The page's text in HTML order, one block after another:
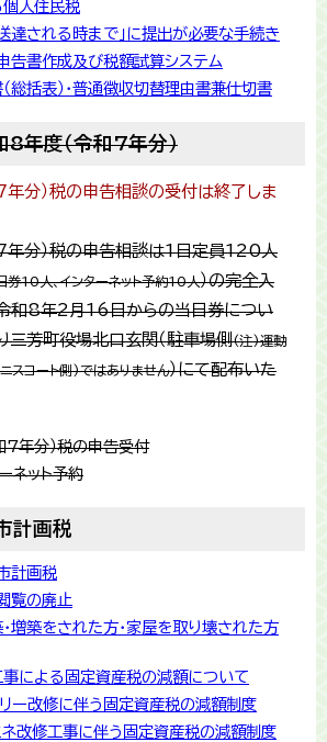
人住民税
達される時まで」に提出が必要な手続き
告書作成及び税額試算システム
総括表）・普通徴収切替理由書兼仕切書
年度（令和7年分）
分）税の申告相談の受付は終了しま
年分）税の申告相談は1日定員120人
10人、インターネット予約10人）の完全入
令和8年2月16日からの当日券につい
三芳町役場北口玄関（駐車場側(注)運動
スコート側)ではありません）にて配布いた
7年分）税の申告受付
ネット予約​
計画税
計画税
覧の廃止
増築をされた方・家屋を取り壊された方
による固定資産税の減額について
ー改修に伴う固定資産税の減額制度
改修工事に伴う固定資産税の減額制度